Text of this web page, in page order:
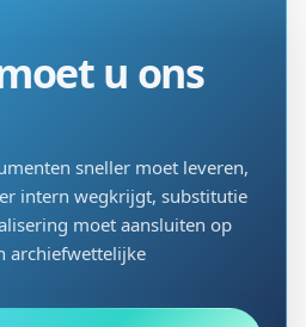
u ons
sneller moet leveren,
intern wegkrijgt, substitutie
moet aansluiten op
archiefwettelijke